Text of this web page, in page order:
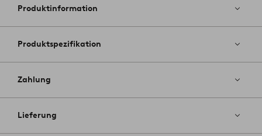
Produktinformation
Produktspezifikation
Zahlung
Lieferung